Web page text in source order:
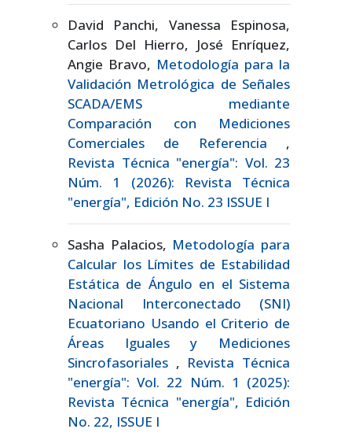
David Panchi, Vanessa Espinosa,
Carlos Del Hierro, José Enríquez,
Angie Bravo, Metodología para la
Validación Metrológica de Señales
SCADA/EMS mediante
Comparación con Mediciones
Comerciales de Referencia ,
Revista Técnica "energía": Vol. 23
Núm. 1 (2026): Revista Técnica
"energía", Edición No. 23 ISSUE I
Sasha Palacios, Metodología para
Calcular los Límites de Estabilidad
Estática de Ángulo en el Sistema
Nacional Interconectado (SNI)
Ecuatoriano Usando el Criterio de
Áreas Iguales y Mediciones
Sincrofasoriales , Revista Técnica
"energía": Vol. 22 Núm. 1 (2025):
Revista Técnica "energía", Edición
No. 22, ISSUE I